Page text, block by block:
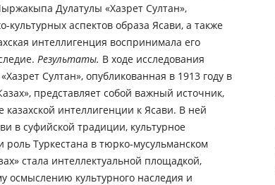
Дулатулы «Хазрет Султан»,
культурных аспектов образа Ясави, а также
интеллигенция воспринимала его
Результаты. В ходе исследования
Султан», опубликованная в 1913 году в
представляет собой важный источник,
интеллигенции к Ясави. В ней
в суфийской традиции, культурное
роль Туркестана в тюрко-мусульманском
стала интеллектуальной площадкой,
осмыслению культурного наследия и